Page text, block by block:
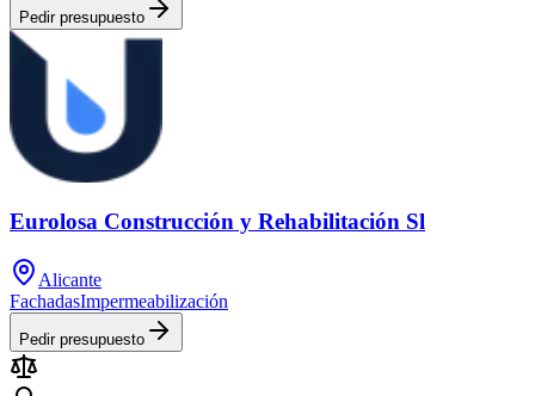
Pedir presupuesto
Eurolosa Construcción y Rehabilitación Sl
Alicante
FachadasImpermeabilización
Pedir presupuesto